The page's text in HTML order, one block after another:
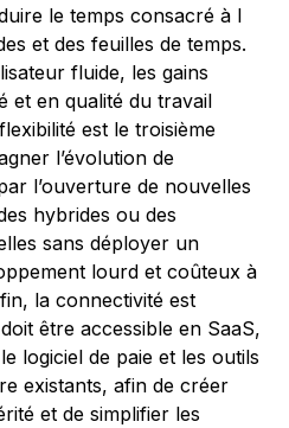
le temps consacré à l
et des feuilles de temps.
fluide, les gains
et en qualité du travail
est le troisième
l’évolution de
l’ouverture de nouvelles
hybrides ou des
sans déployer un
lourd et coûteux à
la connectivité est
être accessible en SaaS,
logiciel de paie et les outils
existants, afin de créer
et de simplifier les